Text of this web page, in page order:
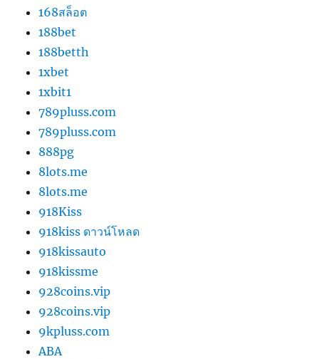
168สล็อต
188bet
188betth
1xbet
1xbit1
789pluss.com
789pluss.com
888pg
8lots.me
8lots.me
918Kiss
918kiss ดาวน์โหลด
918kissauto
918kissme
928coins.vip
928coins.vip
9kpluss.com
ABA